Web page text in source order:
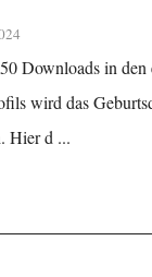
Downloads in
wird das
Hier d ...